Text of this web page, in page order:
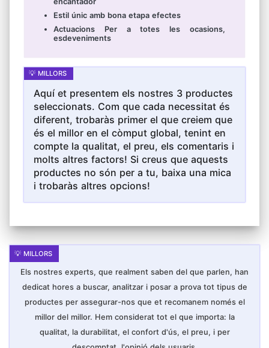
Estil únic amb bona etapa efectes
Actuacions Per a totes les ocasions,
esdeveniments
Aquí et presentem els nostres 3 productes
seleccionats. Com que cada necessitat és
diferent, trobaràs primer el que creiem que
és el millor en el còmput global, tenint en
compte la qualitat, el preu, els comentaris i
molts altres factors! Si creus que aquests
productes no són per a tu, baixa una mica
i trobaràs altres opcions!
Els nostres experts, que realment saben del que parlen, han
dedicat hores a buscar, analitzar i posar a prova tot tipus de
productes per assegurar-nos que et recomanem només el
millor del millor. Hem considerat tot el que importa: la
qualitat, la durabilitat, el confort d'ús, el preu, i per